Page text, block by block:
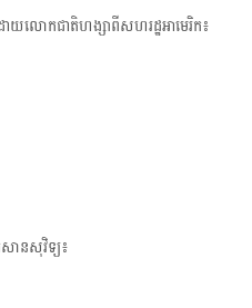
ោយលោកជាតិហង្សាពីសហរដ្ឋ​អាមេរិក៖
ានសុវិទ្យ៖